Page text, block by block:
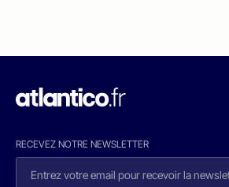
RECEVEZ NOTRE NEWSLETTER